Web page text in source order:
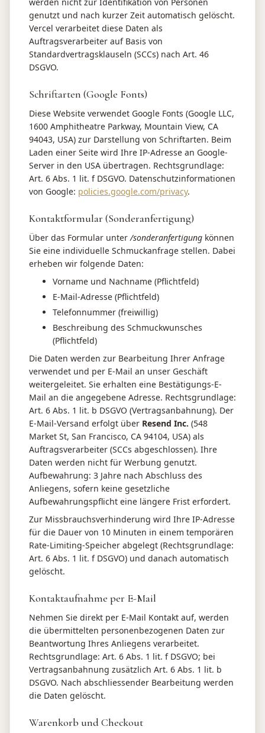
genutzt und nach kurzer Zeit automatisch gelöscht.
Vercel verarbeitet diese Daten als
Auftragsverarbeiter auf Basis von
Standardvertragsklauseln (SCCs) nach Art. 46
DSGVO.
Schriftarten (Google Fonts)
Diese Website verwendet Google Fonts (Google LLC,
1600 Amphitheatre Parkway, Mountain View, CA
94043, USA) zur Darstellung von Schriftarten. Beim
Laden einer Seite wird Ihre IP-Adresse an Google-
Server in den USA übertragen. Rechtsgrundlage:
Art. 6 Abs. 1 lit. f DSGVO. Datenschutzinformationen
von Google: policies.google.com/privacy.
Kontaktformular (Sonderanfertigung)
Über das Formular unter/sonderanfertigung können
Sie eine individuelle Schmuckanfrage stellen. Dabei
erheben wir folgende Daten:
Vorname und Nachname (Pflichtfeld)
E-Mail-Adresse (Pflichtfeld)
Telefonnummer (freiwillig)
Beschreibung des Schmuckwunsches
(Pflichtfeld)
Die Daten werden zur Bearbeitung Ihrer Anfrage
verwendet und per E-Mail an unser Geschäft
weitergeleitet. Sie erhalten eine Bestätigungs-E-
Mail an die angegebene Adresse. Rechtsgrundlage:
Art. 6 Abs. 1 lit. b DSGVO (Vertragsanbahnung). Der
E-Mail-Versand erfolgt über Resend Inc. (548
Market St, San Francisco, CA 94104, USA) als
Auftragsverarbeiter (SCCs abgeschlossen). Ihre
Daten werden nicht für Werbung genutzt.
Aufbewahrung: 3 Jahre nach Abschluss des
Anliegens, sofern keine gesetzliche
Aufbewahrungspflicht eine längere Frist erfordert.
Zur Missbrauchsverhinderung wird Ihre IP-Adresse
für die Dauer von 10 Minuten in einem temporären
Rate-Limiting-Speicher abgelegt (Rechtsgrundlage:
Art. 6 Abs. 1 lit. f DSGVO) und danach automatisch
gelöscht.
Kontaktaufnahme per E-Mail
Nehmen Sie direkt per E-Mail Kontakt auf, werden
die übermittelten personenbezogenen Daten zur
Beantwortung Ihres Anliegens verarbeitet.
Rechtsgrundlage: Art. 6 Abs. 1 lit. f DSGVO; bei
Vertragsanbahnung zusätzlich Art. 6 Abs. 1 lit. b
DSGVO. Nach abschliessender Bearbeitung werden
die Daten gelöscht.
Warenkorb und Checkout